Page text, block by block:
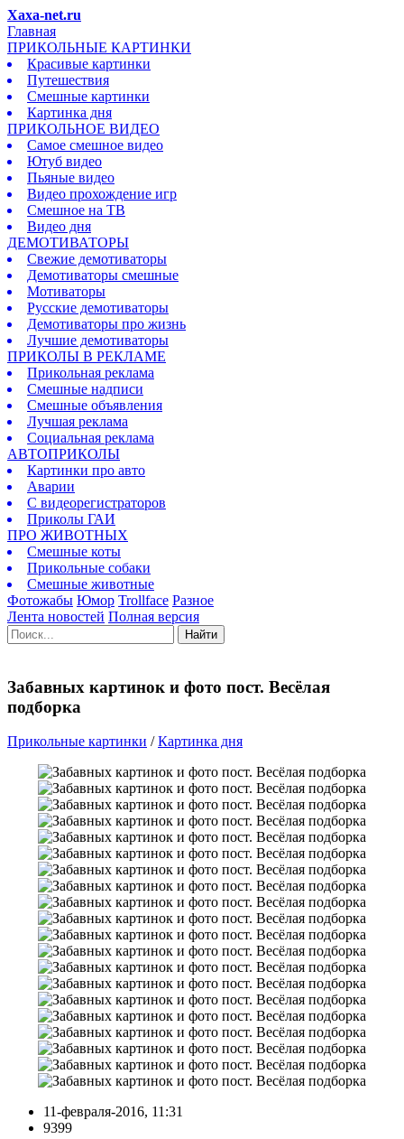
Xaxa-net.ru
Главная
ПРИКОЛЬНЫЕ КАРТИНКИ
Красивые картинки
Путешествия
Смешные картинки
Картинка дня
ПРИКОЛЬНОЕ ВИДЕО
Самое смешное видео
Ютуб видео
Пьяные видео
Видео прохождение игр
Смешное на ТВ
Видео дня
ДЕМОТИВАТОРЫ
Свежие демотиваторы
Демотиваторы смешные
Мотиваторы
Русские демотиваторы
Демотиваторы про жизнь
Лучшие демотиваторы
ПРИКОЛЫ В РЕКЛАМЕ
Прикольная реклама
Смешные надписи
Смешные объявления
Лучшая реклама
Социальная реклама
АВТОПРИКОЛЫ
Картинки про авто
Аварии
С видеорегистраторов
Приколы ГАИ
ПРО ЖИВОТНЫХ
Смешные коты
Прикольные собаки
Смешные животные
Фотожабы Юмор Trollface Разное
Лента новостей Полная версия
Найти
Забавных картинок и фото пост. Весёлая
подборка
Прикольные картинки /Картинка дня
11-февраля-2016, 11:31
9399